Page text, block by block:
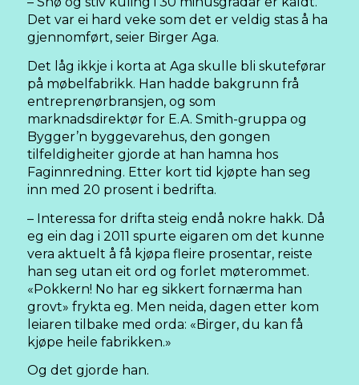
Det var ei hard veke som det er veldig stas å ha
gjennomført, seier Birger Aga.
Det låg ikkje i korta at Aga skulle bli skuteførar
på møbelfabrikk. Han hadde bakgrunn frå
entreprenørbransjen, og som
marknadsdirektør for E.A. Smith-gruppa og
Bygger’n byggevarehus, den gongen
tilfeldigheiter gjorde at han hamna hos
Faginnredning. Etter kort tid kjøpte han seg
inn med 20 prosent i bedrifta.
– Interessa for drifta steig endå nokre hakk. Då
eg ein dag i 2011 spurte eigaren om det kunne
vera aktuelt å få kjøpa fleire prosentar, reiste
han seg utan eit ord og forlet møterommet.
«Pokkern! No har eg sikkert fornærma han
grovt» frykta eg. Men neida, dagen etter kom
leiaren tilbake med orda: «Birger, du kan få
kjøpe heile fabrikken.»
Og det gjorde han.